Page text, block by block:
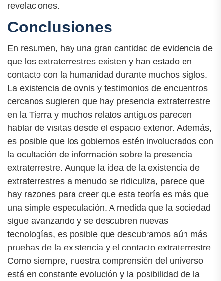
revelaciones.
Conclusiones
En resumen, hay una gran cantidad de evidencia de
que los extraterrestres existen y han estado en
contacto con la humanidad durante muchos siglos.
La existencia de ovnis y testimonios de encuentros
cercanos sugieren que hay presencia extraterrestre
en la Tierra y muchos relatos antiguos parecen
hablar de visitas desde el espacio exterior. Además,
es posible que los gobiernos estén involucrados con
la ocultación de información sobre la presencia
extraterrestre. Aunque la idea de la existencia de
extraterrestres a menudo se ridiculiza, parece que
hay razones para creer que esta teoría es más que
una simple especulación. A medida que la sociedad
sigue avanzando y se descubren nuevas
tecnologías, es posible que descubramos aún más
pruebas de la existencia y el contacto extraterrestre.
Como siempre, nuestra comprensión del universo
está en constante evolución y la posibilidad de la